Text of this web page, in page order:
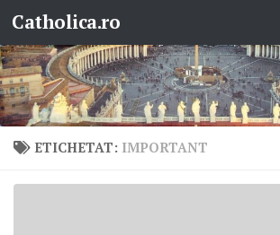
Skip to content
Catholica.ro
ETICHETAT: IMPORTANT